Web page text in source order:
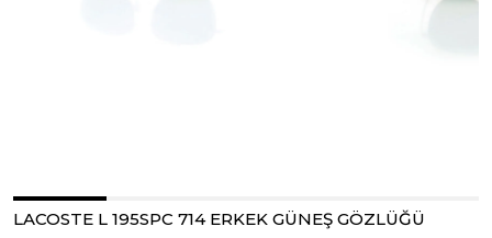
LACOSTE L 195SPC 714 ERKEK GÜNEŞ GÖZLÜĞÜ